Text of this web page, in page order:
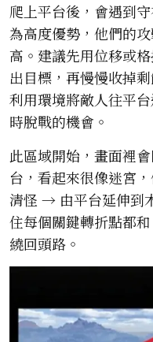
爬上平台後，會遇到
為高度優勢，他們的
高。建議先用位移或
出目標，再慢慢收掉
利用環境將敵人往平
時脫戰的機會。
此區域開始，畫面裡
台，看起來很像迷宮
清怪 → 由平台延伸到
住每個關鍵轉折點都
繞回頭路。